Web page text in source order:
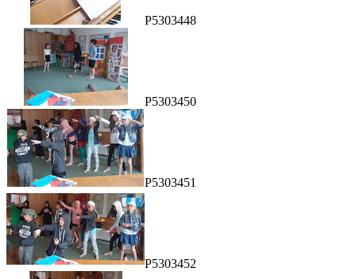
P5303448
P5303450
P5303451
P5303452